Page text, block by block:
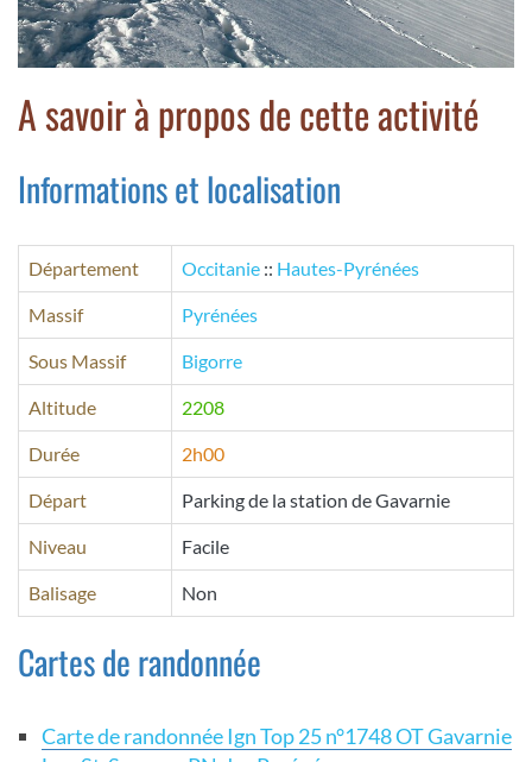
A savoir à propos de cette activité
Informations et localisation
Département Occitanie :: Hautes-Pyrénées
Massif Pyrénées
Sous Massif Bigorre
Altitude 2208
Durée 2h00
Départ Parking de la station de Gavarnie
Niveau Facile
Balisage Non
Cartes de randonnée
Carte de randonnée Ign Top 25 n°1748 OT Gavarnie